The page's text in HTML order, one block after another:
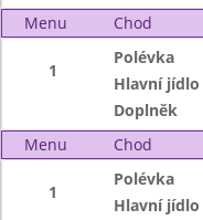
Menu
Chod
1
Polévka
Hlavní jídlo
Doplněk
Menu
Chod
1
Polévka
Hlavní jídlo